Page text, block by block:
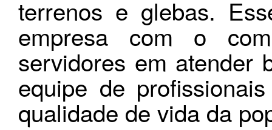
terrenos e glebas.
empresa com o
servidores em atender
equipe de
qualidade de vida da